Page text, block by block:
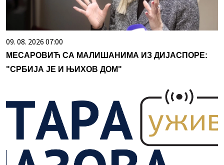
09. 08. 2026 07:00
МЕСАРОВИЋ СА МАЛИШАНИМА ИЗ ДИЈАСПОРЕ:
"СРБИЈА ЈЕ И ЊИХОВ ДОМ"